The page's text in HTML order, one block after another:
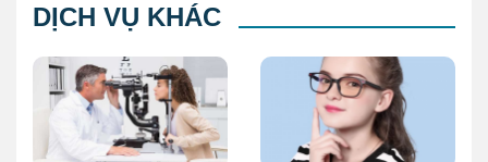
DỊCH VỤ KHÁC